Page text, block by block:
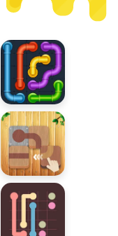
Łączenie rur
Przesuń i
połącz